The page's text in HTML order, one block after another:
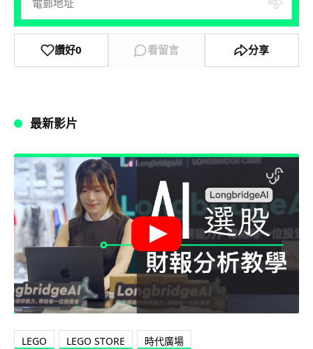
讚好0 看留言 分享
最新影片
LEGO LEGO STORE 時代廣場